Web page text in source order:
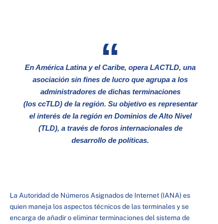
En América Latina y el Caribe, opera LACTLD, una
asociación sin fines de lucro que agrupa a los
administradores de dichas terminaciones
(los ccTLD) de la región. Su objetivo es representar
el interés de la región en Dominios de Alto Nivel
(TLD), a través de foros internacionales de
desarrollo de políticas.
La Autoridad de Números Asignados de Internet (IANA) es
quien maneja los aspectos técnicos de las terminales y se
encarga de añadir o eliminar terminaciones del sistema de